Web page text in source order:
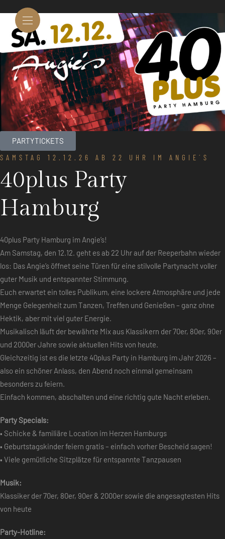
PARTYTICKETS
SAMSTAG 12.12.26 AB 22 UHR IM ANGIE´S
40plus Party
Hamburg
40plus Party Hamburg im Angie’s!
Am Samstag, den 12.12. geht es ab 22 Uhr auf der Reeperbahn wieder
los: Das Angie’s öffnet seine Türen für eine stilvolle Partynacht voller
guter Musik und entspannter Stimmung.
Euch erwartet ein tolles Publikum, eine lockere Atmosphäre und jede
Menge Gelegenheit zum Tanzen, Treffen und Genießen – ganz ohne
Hektik, aber mit viel guter Energie.
Musikalisch läuft der bewährte Mix aus Klassikern der 70er, 80er, 90er
und 2000er Jahre sowie aktuellen Hits von heute.
Gleichzeitig ist es die letzte 40plus Party in Hamburg im Jahr 2026 –
also ein schöner Anlass, den Abend noch einmal gemeinsam
besonders zu feiern.
Einfach kommen, abschalten und eine richtig gute Nacht erleben.
Party Specials:
• Schicke & familiäre Location im Herzen Hamburgs
• Geburtstagskinder feiern gratis – einfach vorher Bescheid sagen!
• Viele gemütliche Sitzplätze für entspannte Tanzpausen
Musik:
Klassiker der 70er, 80er, 90er & 2000er sowie die angesagtesten Hits
von heute
Party-Hotline: